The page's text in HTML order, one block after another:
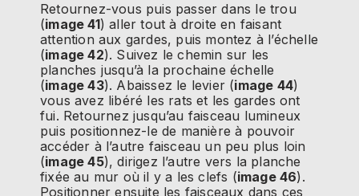
Retournez-vous puis passer dans le trou
(image 41) aller tout à droite en faisant
attention aux gardes, puis montez à l’échelle
(image 42). Suivez le chemin sur les
planches jusqu’à la prochaine échelle
(image 43). Abaissez le levier (image 44)
vous avez libéré les rats et les gardes ont
fui. Retournez jusqu’au faisceau lumineux
puis positionnez-le de manière à pouvoir
accéder à l’autre faisceau un peu plus loin
(image 45), dirigez l’autre vers la planche
fixée au mur où il y a les clefs (image 46).
Positionner ensuite les faisceaux dans ces